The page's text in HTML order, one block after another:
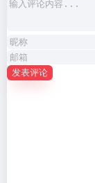
发表评论